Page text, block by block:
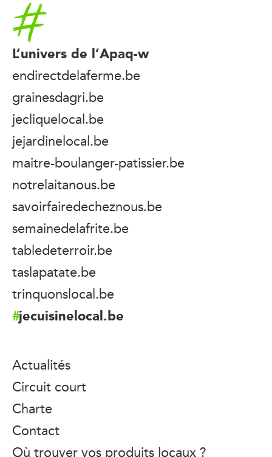
Accueil
L’univers de l’Apaq-w
endirectdelaferme.be
grainesdagri.be
jecliquelocal.be
jejardinelocal.be
maitre-boulanger-patissier.be
notrelaitanous.be
savoirfairedecheznous.be
semainedelafrite.be
tabledeterroir.be
taslapatate.be
trinquonslocal.be
jecuisinelocal.be
Actualités
Circuit court
Charte
Contact
Où trouver vos produits locaux ?